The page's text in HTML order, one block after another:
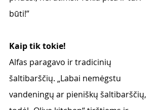
būti!”
Kaip tik tokie!
Alfas paragavo ir tradicinių
šaltibarščių. „Labai nemėgstu
vandeningų ar pieniškų šaltibarščių,